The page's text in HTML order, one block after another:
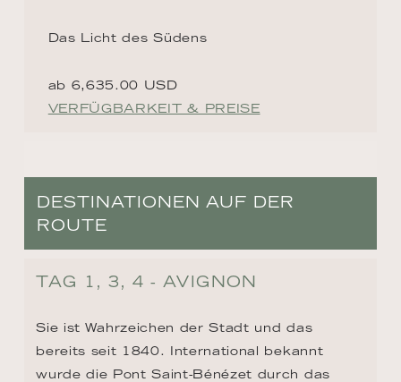
Das Licht des Südens
ab 6,635.00 USD
VERFÜGBARKEIT & PREISE
DESTINATIONEN AUF DER
ROUTE
TAG 1, 3, 4 - AVIGNON
Sie ist Wahrzeichen der Stadt und das
bereits seit 1840. International bekannt
wurde die Pont Saint-Bénézet durch das